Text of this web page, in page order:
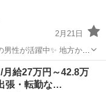
2月21日
性が活躍中✨ 地方から
よりますが、 足場の組立や解体 内...
給27万円～42.8万
張・転勤な…